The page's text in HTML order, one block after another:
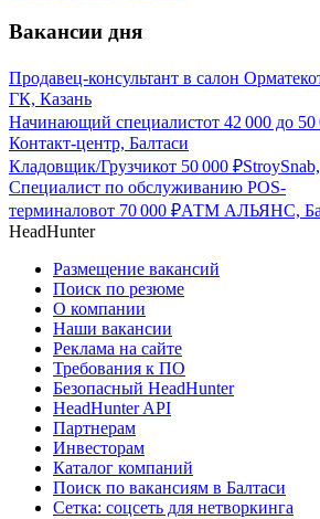
Вакансии дня
Продавец-консультант в салон Орматек
ГК, Казань
Начинающий специалистот 42 000 до 50
Контакт-центр, Балтаси
Кладовщик/Грузчикот 50 000 ₽
Специалист по обслуживанию POS-
терминаловот 70 000 ₽АТМ АЛЬЯНС,
HeadHunter
Размещение вакансий
Поиск по резюме
О компании
Наши вакансии
Реклама на сайте
Требования к ПО
Безопасный HeadHunter
HeadHunter API
Партнерам
Инвесторам
Каталог компаний
Поиск по вакансиям в Балтаси
Сетка: соцсеть для нетворкинга